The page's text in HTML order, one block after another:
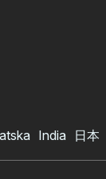
India 日本